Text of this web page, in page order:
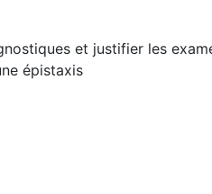
et justifier les
épistaxis